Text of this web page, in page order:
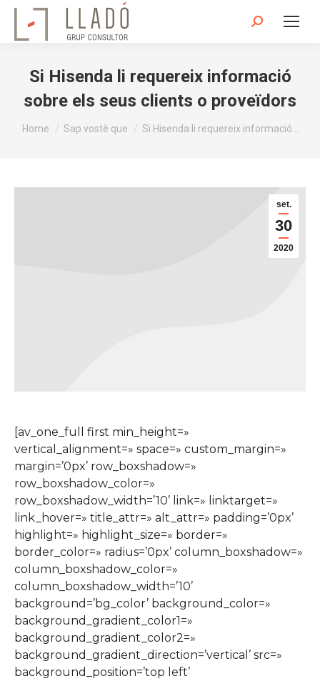
Search:
Si Hisenda li requereix informació
sobre els seus clients o proveïdors
You are here:
Home Sap vostè que Si Hisenda li requereix informació…
set.
30
2020
[av_one_full first min_height=»
vertical_alignment=» space=» custom_margin=»
margin=’0px’ row_boxshadow=»
row_boxshadow_color=»
row_boxshadow_width=’10’ link=» linktarget=»
link_hover=» title_attr=» alt_attr=» padding=’0px’
highlight=» highlight_size=» border=»
border_color=» radius=’0px’ column_boxshadow=»
column_boxshadow_color=»
column_boxshadow_width=’10’
background=’bg_color’ background_color=»
background_gradient_color1=»
background_gradient_color2=»
background_gradient_direction=’vertical’ src=»
background_position=’top left’